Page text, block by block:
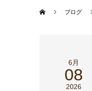
ブログ
6月
08
2026